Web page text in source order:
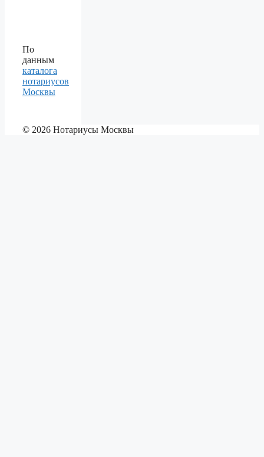
По
данным
каталога
нотариусов
Москвы
© 2026 Нотариусы Москвы